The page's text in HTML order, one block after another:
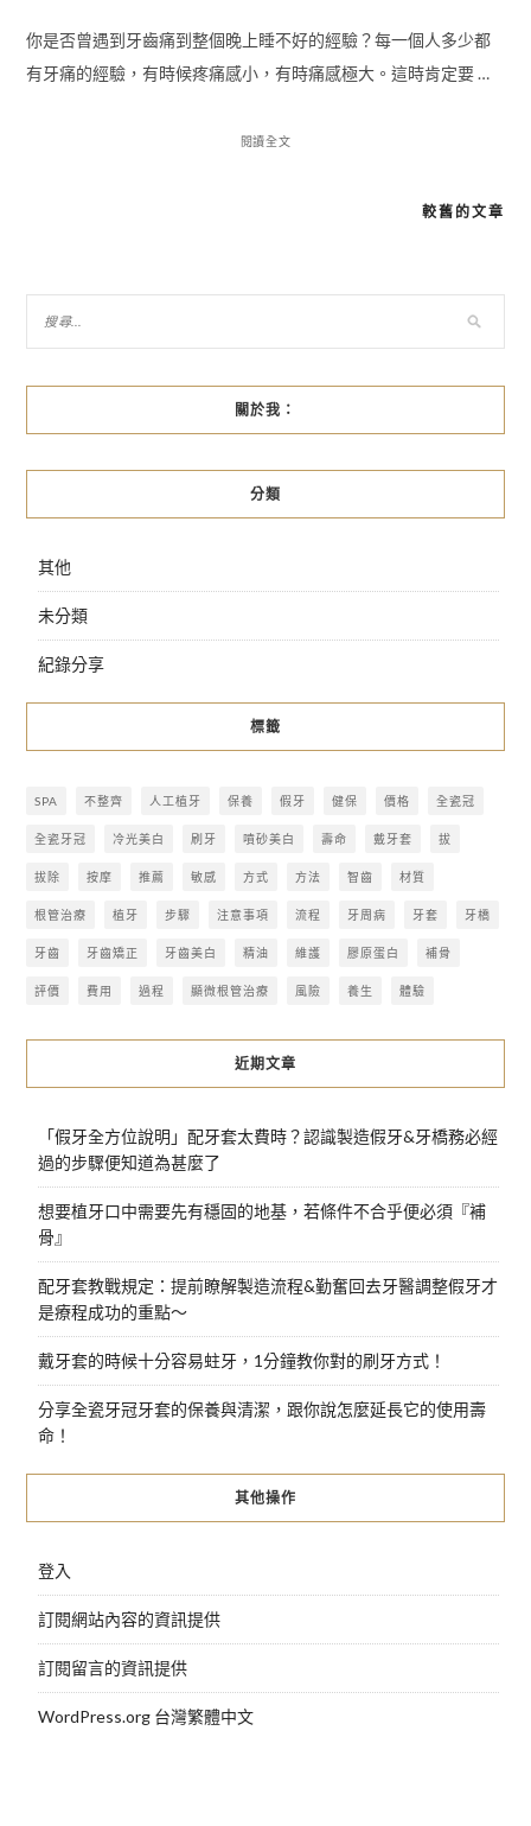
你是否曾遇到牙齒痛到整個晚上睡不好的經驗？每一個人多少都
有牙痛的經驗，有時候疼痛感小，有時痛感極大。這時肯定要 …
閱讀全文
導
覽
較舊的文章
關於我：
分類
其他
未分類
紀錄分享
標籤
SPA 不整齊 人工植牙 保養 假牙 健保 價格 全瓷冠
全瓷牙冠 冷光美白 刷牙 噴砂美白 壽命 戴牙套 拔
拔除 按摩 推薦 敏感 方式 方法 智齒 材質
根管治療 植牙 步驟 注意事項 流程 牙周病 牙套 牙橋
牙齒 牙齒矯正 牙齒美白 精油 維護 膠原蛋白 補骨
評價 費用 過程 顯微根管治療 風險 養生 體驗
近期文章
「假牙全方位說明」配牙套太費時？認識製造假牙&牙橋務必經
過的步驟便知道為甚麼了
想要植牙口中需要先有穩固的地基，若條件不合乎便必須『補
骨』
配牙套教戰規定：提前瞭解製造流程&勤奮回去牙醫調整假牙才
是療程成功的重點～
戴牙套的時候十分容易蛀牙，1分鐘教你對的刷牙方式！
分享全瓷牙冠牙套的保養與清潔，跟你說怎麼延長它的使用壽
命！
其他操作
登入
訂閱網站內容的資訊提供
訂閱留言的資訊提供
WordPress.org 台灣繁體中文